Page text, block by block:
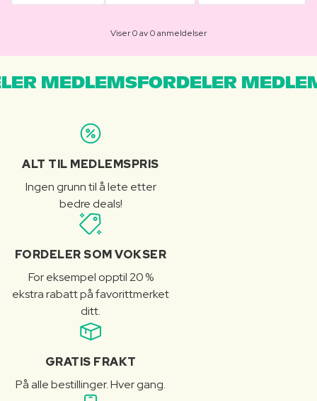
Viser 0 av 0 anmeldelser
MEDLEMSFORDELER
ALT TIL MEDLEMSPRIS
Ingen grunn til å lete etter
bedre deals!
FORDELER SOM VOKSER
For eksempel opptil 20 %
ekstra rabatt på favorittmerket
ditt.
GRATIS FRAKT
På alle bestillinger. Hver gang.